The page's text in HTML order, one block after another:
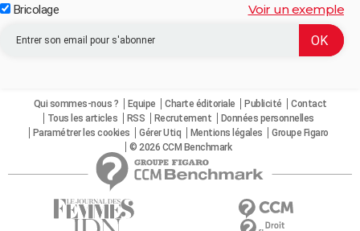
Bricolage Voir un exemple
Qui sommes-nous ? Equipe Charte éditoriale Publicité
Contact
Tous les articles
RSS Recrutement
Données personnelles
Paramétrer les cookies
Gérer Utiq Mentions légales
Groupe Figaro
© 2026 CCM Benchmark